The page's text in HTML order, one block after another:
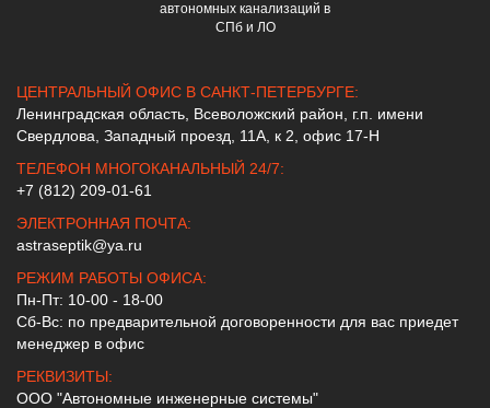
автономных канализаций в
СПб и ЛО
ЦЕНТРАЛЬНЫЙ ОФИС В САНКТ-ПЕТЕРБУРГЕ:
Ленинградская область, Всеволожский район, г.п. имени
Свердлова, Западный проезд, 11А, к 2, офис 17-Н
ТЕЛЕФОН МНОГОКАНАЛЬНЫЙ 24/7:
+7 (812) 209-01-61
ЭЛЕКТРОННАЯ ПОЧТА:
astraseptik@ya.ru
РЕЖИМ РАБОТЫ ОФИСА:
Пн-Пт: 10-00 - 18-00
Сб-Вс: по предварительной договоренности для вас приедет
менеджер в офис
РЕКВИЗИТЫ:
ООО "Автономные инженерные системы"